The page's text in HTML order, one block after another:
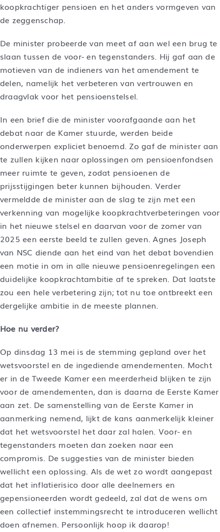
koopkrachtiger pensioen en het anders vormgeven van
de zeggenschap.
De minister probeerde van meet af aan wel een brug te
slaan tussen de voor- en tegenstanders. Hij gaf aan de
motieven van de indieners van het amendement te
delen, namelijk het verbeteren van vertrouwen en
draagvlak voor het pensioenstelsel.
In een brief die de minister voorafgaande aan het
debat naar de Kamer stuurde, werden beide
onderwerpen expliciet benoemd. Zo gaf de minister aan
te zullen kijken naar oplossingen om pensioenfondsen
meer ruimte te geven, zodat pensioenen de
prijsstijgingen beter kunnen bijhouden. Verder
vermeldde de minister aan de slag te zijn met een
verkenning van mogelijke koopkrachtverbeteringen voor
in het nieuwe stelsel en daarvan voor de zomer van
2025 een eerste beeld te zullen geven. Agnes Joseph
van NSC diende aan het eind van het debat bovendien
een motie in om in alle nieuwe pensioenregelingen een
duidelijke koopkrachtambitie af te spreken. Dat laatste
zou een hele verbetering zijn; tot nu toe ontbreekt een
dergelijke ambitie in de meeste plannen.
Hoe nu verder?
Op dinsdag 13 mei is de stemming gepland over het
wetsvoorstel en de ingediende amendementen. Mocht
er in de Tweede Kamer een meerderheid blijken te zijn
voor de amendementen, dan is daarna de Eerste Kamer
aan zet. De samenstelling van de Eerste Kamer in
aanmerking nemend, lijkt de kans aanmerkelijk kleiner
dat het wetsvoorstel het daar zal halen. Voor- en
tegenstanders moeten dan zoeken naar een
compromis. De suggesties van de minister bieden
wellicht een oplossing. Als de wet zo wordt aangepast
dat het inflatierisico door alle deelnemers en
gepensioneerden wordt gedeeld, zal dat de wens om
een collectief instemmingsrecht te introduceren wellicht
doen afnemen. Persoonlijk hoop ik daarop!